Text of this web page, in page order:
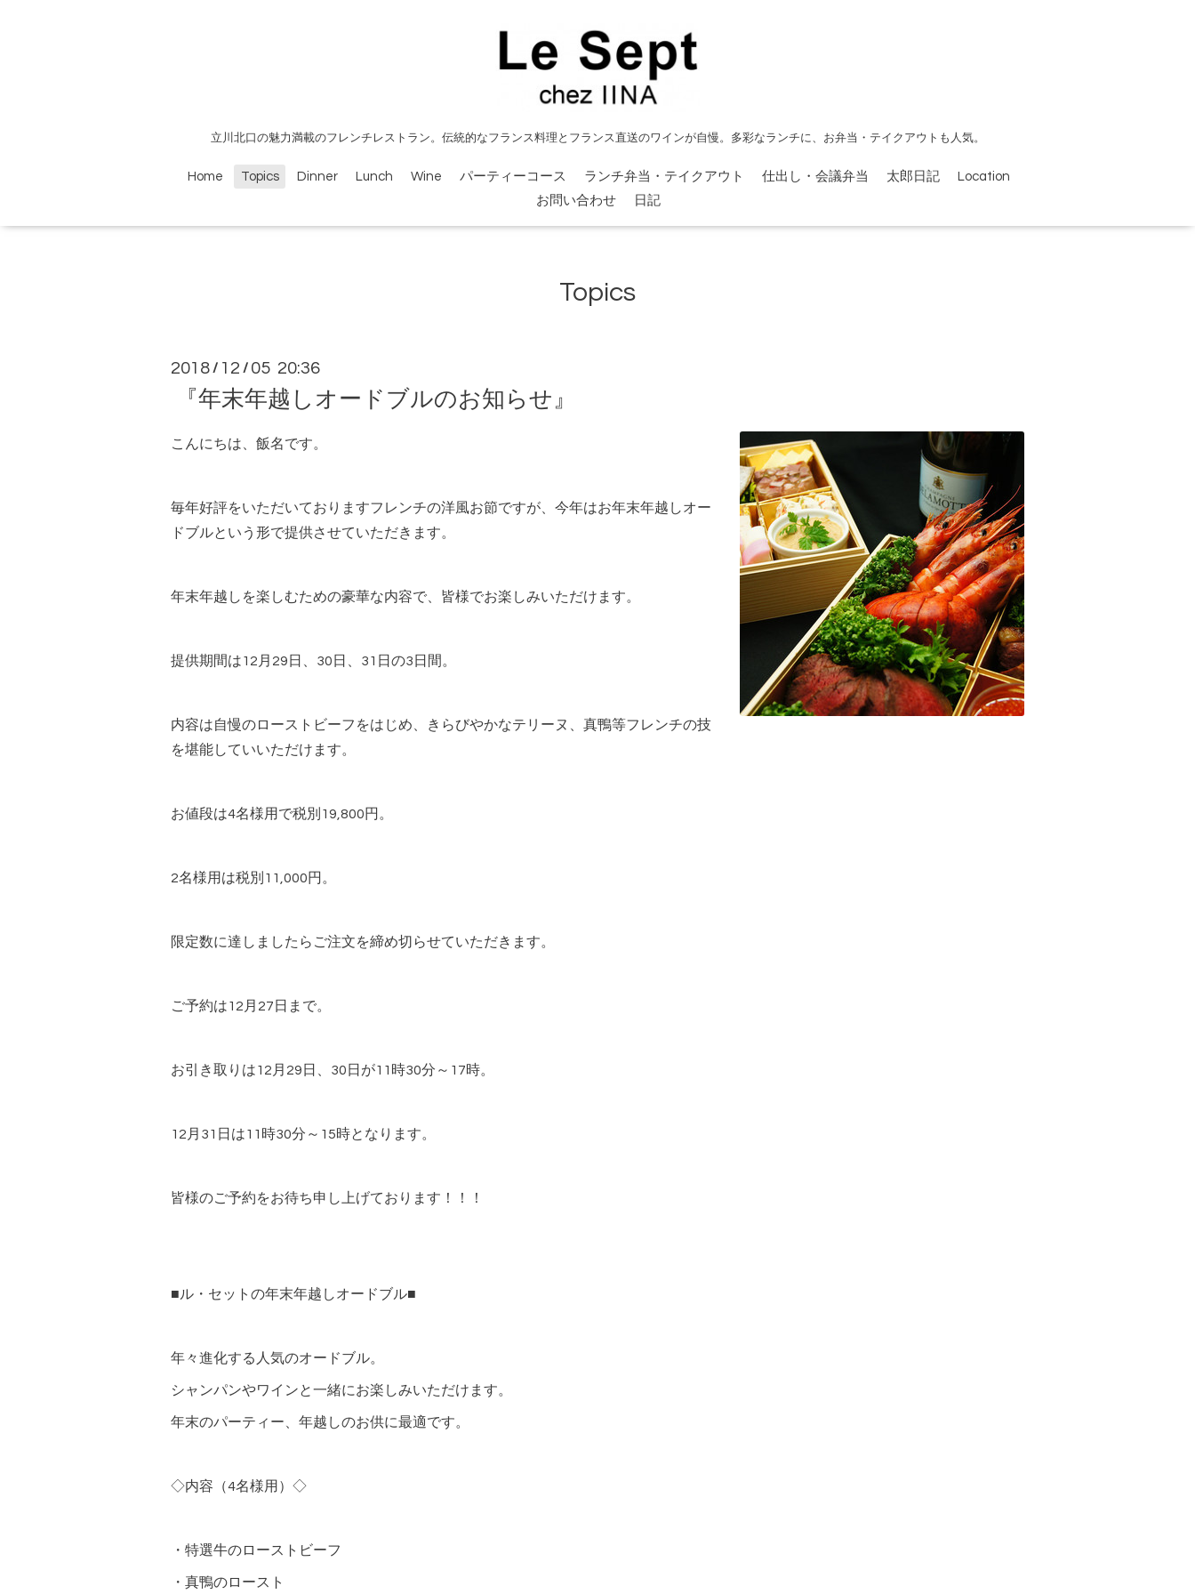
立川北口の魅力満載のフレンチレストラン。伝統的なフランス料理とフランス直送のワインが自慢。多彩なランチに、お弁当・テイクアウトも人気。
Home Topics Dinner Lunch Wine パーティーコース ランチ弁当・テイクアウト 仕出し・会議弁当 太郎日記
Location
お問い合わせ
日記
Topics
2018 / 12 / 05 20:36
『年末年越しオードブルのお知らせ』
こんにちは、飯名です。
毎年好評をいただいておりますフレンチの洋風お節ですが、今年はお年末年越しオー
ドブルという形で提供させていただきます。
年末年越しを楽しむための豪華な内容で、皆様でお楽しみいただけます。
提供期間は12月29日、30日、31日の3日間。
内容は自慢のローストビーフをはじめ、きらびやかなテリーヌ、真鴨等フレンチの技
を堪能していいただけます。
お値段は4名様用で税別19,800円。
2名様用は税別11,000円。
限定数に達しましたらご注文を締め切らせていただきます。
ご予約は12月27日まで。
お引き取りは12月29日、30日が11時30分～17時。
12月31日は11時30分～15時となります。
皆様のご予約をお待ち申し上げております！！！
■ル・セットの年末年越しオードブル■
年々進化する人気のオードブル。
シャンパンやワインと一緒にお楽しみいただけます。
年末のパーティー、年越しのお供に最適です。
◇内容（4名様用）◇
・特選牛のローストビーフ
・真鴨のロースト